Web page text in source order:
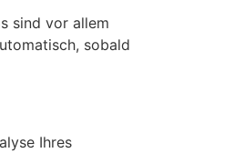
sind vor allem
sobald
Ihres